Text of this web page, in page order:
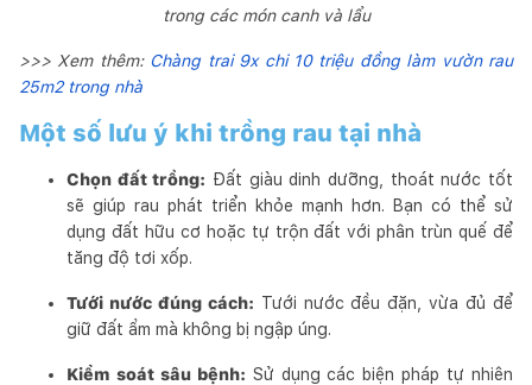
trong các món canh và lẩu
>>> Xem thêm: Chàng trai 9x chi 10 triệu đồng làm vườn rau
25m2 trong nhà
Một số lưu ý khi trồng rau tại nhà
Chọn đất trồng: Đất giàu dinh dưỡng, thoát nước tốt
sẽ giúp rau phát triển khỏe mạnh hơn. Bạn có thể sử
dụng đất hữu cơ hoặc tự trộn đất với phân trùn quế để
tăng độ tơi xốp.
Tưới nước đúng cách: Tưới nước đều đặn, vừa đủ để
giữ đất ẩm mà không bị ngập úng.
Kiểm soát sâu bệnh: Sử dụng các biện pháp tự nhiên